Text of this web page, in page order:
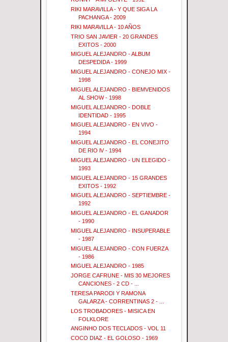
RIKI MARAVILLA - Y QUE SIGA LA
PACHANGA - 2009
RIKI MARAVILLA - 10 AÑOS
TRIO SAN JAVIER - 20 GRANDES
EXITOS - 2000
MIGUEL ALEJANDRO - ALBUM
DESPEDIDA - 1999
MIGUEL ALEJANDRO - CONEJO MIX -
1998
MIGUEL ALEJANDRO - BIEMVENIDOS
AL SHOW - 1998
MIGUEL ALEJANDRO - DOBLE
IDENTIDAD - 1995
MIGUEL ALEJANDRO - EN VIVO -
1994
MIGUEL ALEJANDRO - EL CONEJITO
DE RIO lV - 1994
MIGUEL ALEJANDRO - UN ELEGIDO -
1993
MIGUEL ALEJANDRO - 15 GRANDES
EXITOS - 1992
MIGUEL ALEJANDRO - SEPTIEMBRE -
1992
MIGUEL ALEJANDRO - EL GANADOR
- 1990
MIGUEL ALEJANDRO - INSUPERABLE
- 1987
MIGUEL ALEJANDRO - CON FUERZA
- 1986
MIGUEL ALEJANDRO - 1985
JORGE CAFRUNE - MIS 30 MEJORES
CANCIONES - 2 CD - ...
TERESA PARODI Y RAMONA
GALARZA - CORRENTINAS 2 - ...
LOS TROBADORES - MISICA EN
FOLKLORE
ANGINHO DOS TECLADOS - VOL 11
COCO DIAZ - EL GOLOSO - 1969